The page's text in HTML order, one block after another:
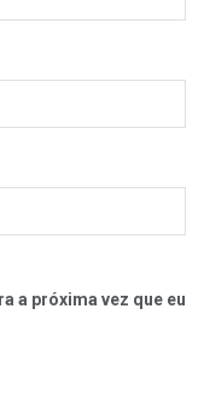
a próxima vez que eu